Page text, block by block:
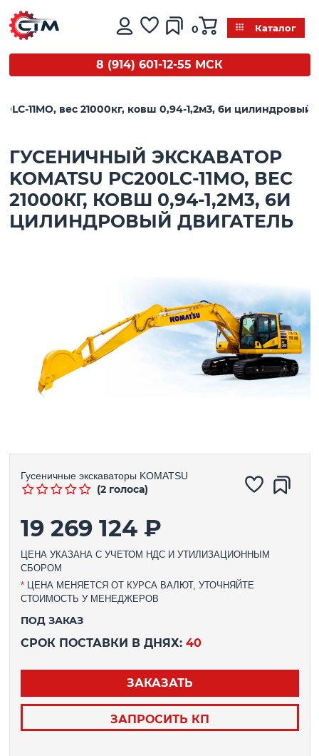
0 Каталог
8 (914) 601-12-55 МСК
11MO, вес 21000кг, ковш 0,94-1,2м3, 6и цилиндровый
ГУСЕНИЧНЫЙ ЭКСКАВАТОР
KOMATSU PC200LC-11MO, ВЕС
21000КГ, КОВШ 0,94-1,2М3, 6И
ЦИЛИНДРОВЫЙ ДВИГАТЕЛЬ
Гусеничные экскаваторы KOMATSU
(2 голоса)
19 269 124 ₽
ЦЕНА УКАЗАНА С УЧЕТОМ НДС И УТИЛИЗАЦИОННЫМ
СБОРОМ
*ЦЕНА МЕНЯЕТСЯ ОТ КУРСА ВАЛЮТ, УТОЧНЯЙТЕ
СТОИМОСТЬ У МЕНЕДЖЕРОВ
ПОД ЗАКАЗ
СРОК ПОСТАВКИ В ДНЯХ: 40
ЗАКАЗАТЬ
ЗАПРОСИТЬ КП